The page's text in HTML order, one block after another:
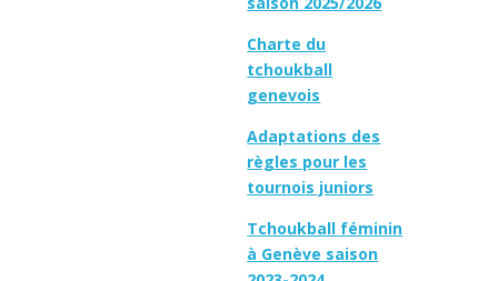
Charte du
tchoukball
genevois
Adaptations des
règles pour les
tournois juniors
Tchoukball féminin
à Genève saison